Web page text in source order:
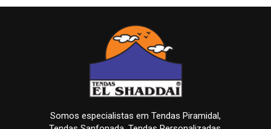
Somos especialistas em Tendas Piramidal,